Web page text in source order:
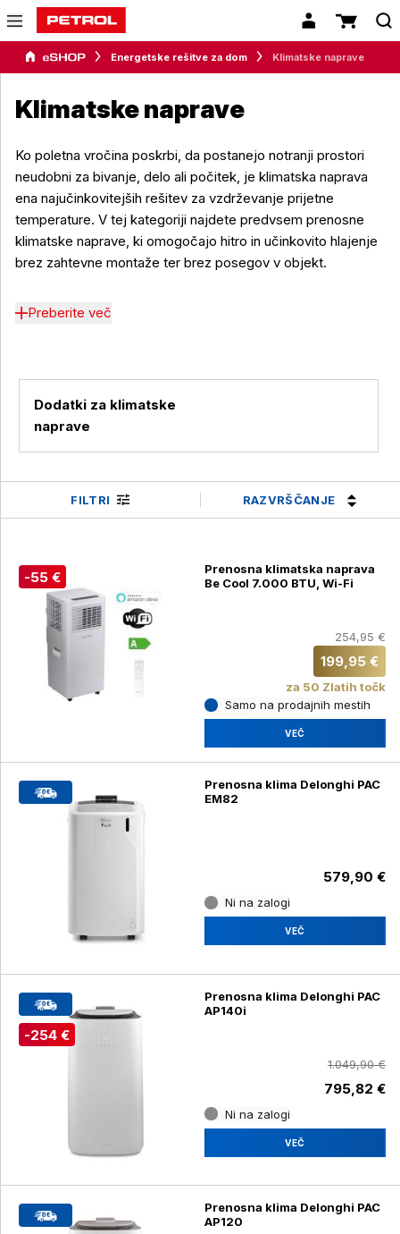
Energetske rešitve za dom Klimatske naprave
Klimatske naprave
Ko poletna vročina poskrbi, da postanejo notranji prostori
neudobni za bivanje, delo ali počitek, je klimatska naprava
ena najučinkovitejših rešitev za vzdrževanje prijetne
temperature. V tej kategoriji najdete predvsem prenosne
klimatske naprave, ki omogočajo hitro in učinkovito hlajenje
brez zahtevne montaže ter brez posegov v objekt.
Preberite več
Dodatki za klimatske
naprave
FILTRI RAZVRŠČANJE
-55 €
Prenosna klimatska naprava
Be Cool 7.000 BTU, Wi-Fi
254,95 €
199,95 €
za 50 Zlatih točk
Samo na prodajnih mestih
VEČ
Prenosna klima Delonghi PAC
EM82
579,90 €
Ni na zalogi
VEČ
-254 €
Prenosna klima Delonghi PAC
AP140i
1.049,90 €
795,82 €
Ni na zalogi
VEČ
Prenosna klima Delonghi PAC
AP120